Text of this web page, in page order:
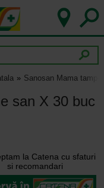
Sanosan Mama
san X 30 buc
la Catena cu sfaturi
si recomandari